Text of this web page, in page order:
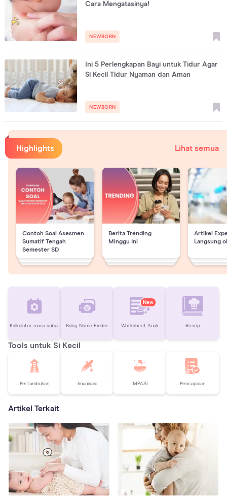
Cara Mengatasinya!
NEWBORN
Ini 5 Perlengkapan Bayi untuk Tidur Agar
Si Kecil Tidur Nyaman dan Aman
NEWBORN
Highlights Lihat semua
Contoh Soal Asesmen
Sumatif Tengah
Semester SD
Berita Trending
Minggu Ini
Artikel
Langsung
Kalkulator masa subur Baby Name Finder
New
Worksheet Anak Resep
Tools untuk Si Kecil
Pertumbuhan Imunisasi MPASI Pencapaian
Artikel Terkait